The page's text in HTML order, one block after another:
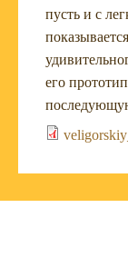
пусть и с
его